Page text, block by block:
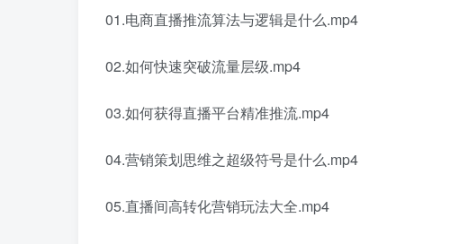
01.电商直播推流算法与逻辑是什么.mp4
02.如何快速突破流量层级.mp4
03.如何获得直播平台精准推流.mp4
04.营销策划思维之超级符号是什么.mp4
05.直播间高转化营销玩法大全.mp4